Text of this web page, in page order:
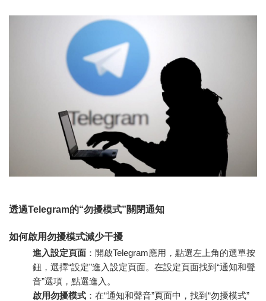
透過Telegram的“勿擾模式”關閉通知
如何啟用勿擾模式減少干擾
進入設定頁面 ：開啟Telegram應用，點選左上角的選單按
鈕，選擇“設定”進入設定頁面。在設定頁面找到“通知和聲
音”選項，點選進入。
啟用勿擾模式 ：在“通知和聲音”頁面中，找到“勿擾模式”